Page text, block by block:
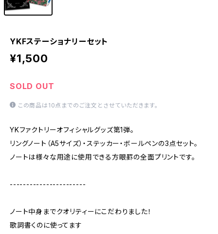
YKFステーショナリーセット
¥1,500
SOLD OUT
この商品は10点までのご注文とさせていただきます。
YKファクトリーオフィシャルグッズ第1弾。
リングノート（A5サイズ）・ステッカー・ボールペンの3点セット。
ノートは様々な用途に使用できる方眼罫の全面プリントです。
-----------------------
ノート中身までクオリティーにこだわりました！
歌詞書くのに使ってます